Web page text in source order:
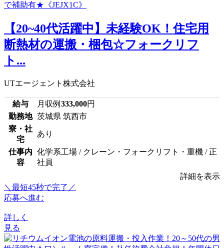
【20~40代活躍中】未経験OK！住宅用
断熱材の運搬・梱包☆フォークリフ
ト...
UTエージェント株式会社
給与 月収例 333,000円
勤務地 茨城県 筑西市
寮・社
宅
あり
仕事内
容
化学系工場 / クレーン・フォークリフト・重機 / 正
社員
詳細を表示
＼最短45秒で完了／
応募へ進む
詳しく
見る